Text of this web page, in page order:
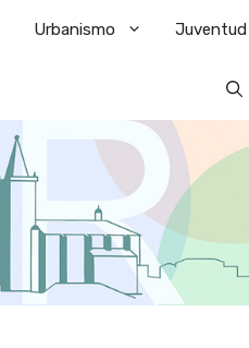
Urbanismo Juventud